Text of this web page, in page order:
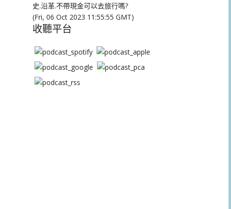
史.沿革.不帶現金可以去旅行嗎?
(Fri, 06 Oct 2023 11:55:55 GMT)
收聽平台